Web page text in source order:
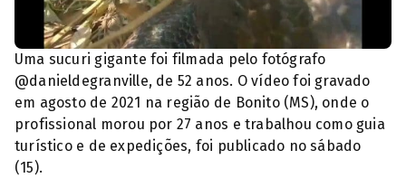
Uma sucuri gigante foi filmada pelo fotógrafo
@danieldegranville, de 52 anos. O vídeo foi gravado
em agosto de 2021 na região de Bonito (MS), onde o
profissional morou por 27 anos e trabalhou como guia
turístico e de expedições, foi publicado no sábado
(15).